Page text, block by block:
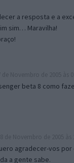
a resposta e a
sim… Maravilha!
beta 8 como
agradecer-vos
a gente sabe.